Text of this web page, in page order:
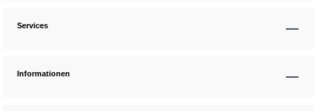
Services
Informationen